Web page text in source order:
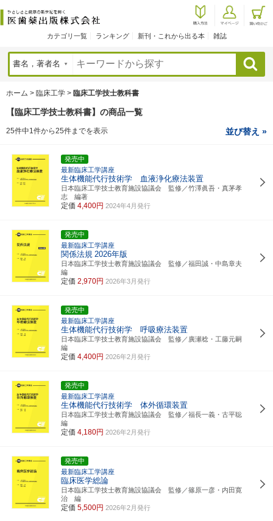
カテゴリ一覧 ランキング 新刊・これから出る本 雑誌
検索
ホーム > 臨床工学 > 臨床工学技士教科書
【臨床工学技士教科書】の商品一覧
25件中1件から25件までを表示 並び替え »
発売中
最新臨床工学講座
生体機能代行技術学 血液浄化療法装置
日本臨床工学技士教育施設協議会 監修／竹澤眞吾・真茅孝
志 編著
定価 4,400円 2024年4月発行
発売中
最新臨床工学講座
関係法規 2026年版
日本臨床工学技士教育施設協議会 監修／福田誠・中島章夫
編
定価 2,970円 2026年3月発行
発売中
最新臨床工学講座
生体機能代行技術学 呼吸療法装置
日本臨床工学技士教育施設協議会 監修／廣瀬稔・工藤元嗣
編
定価 4,400円 2026年2月発行
発売中
最新臨床工学講座
生体機能代行技術学 体外循環装置
日本臨床工学技士教育施設協議会 監修／福長一義・古平聡
編
定価 4,180円 2026年2月発行
発売中
最新臨床工学講座
臨床医学総論
日本臨床工学技士教育施設協議会 監修／篠原一彦・内田寛
治 編
定価 5,500円 2026年2月発行